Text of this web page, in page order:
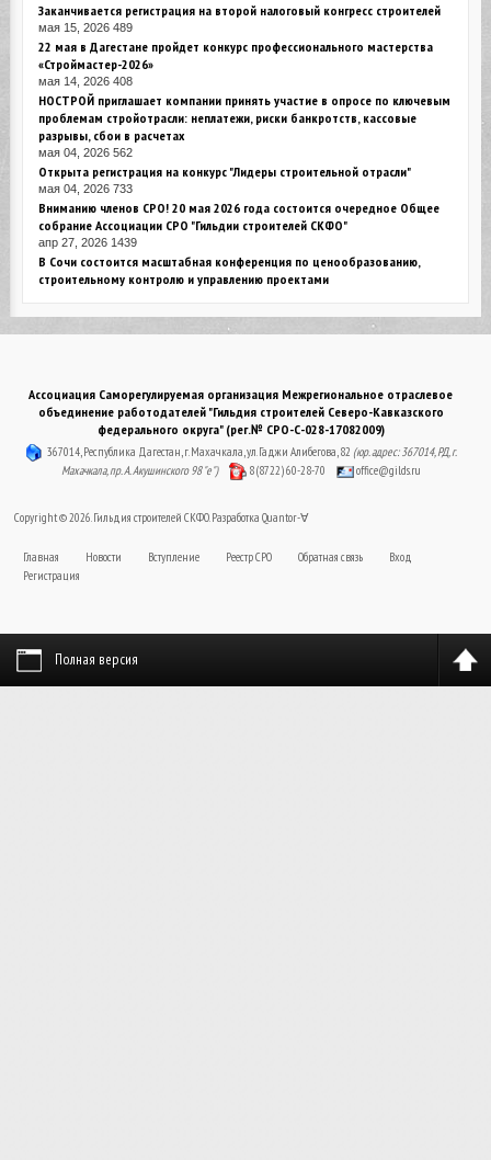
Заканчивается регистрация на второй налоговый конгресс строителей
мая 15, 2026 489
22 мая в Дагестане пройдет конкурс профессионального мастерства
«Строймастер-2026»
мая 14, 2026 408
НОСТРОЙ приглашает компании принять участие в опросе по ключевым
проблемам стройотрасли: неплатежи, риски банкротств, кассовые
разрывы, сбои в расчетах
мая 04, 2026 562
Открыта регистрация на конкурс "Лидеры строительной отрасли"
мая 04, 2026 733
Вниманию членов СРО! 20 мая 2026 года состоится очередное Общее
собрание Ассоциации СРО "Гильдии строителей СКФО"
апр 27, 2026 1439
В Сочи состоится масштабная конференция по ценообразованию,
строительному контролю и управлению проектами
Ассоциация Саморегулируемая организация Межрегиональное отраслевое
объединение работодателей "Гильдия строителей Северо-Кавказского
федерального округа" (рег.№ СРО-С-028-17082009)
367014, Республика Дагестан, г. Махачкала, ул. Гаджи Алибегова, 82 (юр. адрес: 367014, РД, г.
Махачкала, пр. А. Акушинского 98 "е")
8 (8722) 60-28-70 office@gilds.ru
Copyright © 2026. Гильдия строителей СКФО. Разработка Quantor-∀
Главная Новости Вступление Реестр СРО Обратная связь
Вход
Регистрация
Полная версия